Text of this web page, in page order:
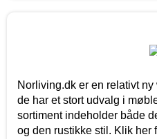
Norliving.dk er en relativt
de har et stort udvalg i
sortiment indeholder både
og den rustikke stil. Klik her